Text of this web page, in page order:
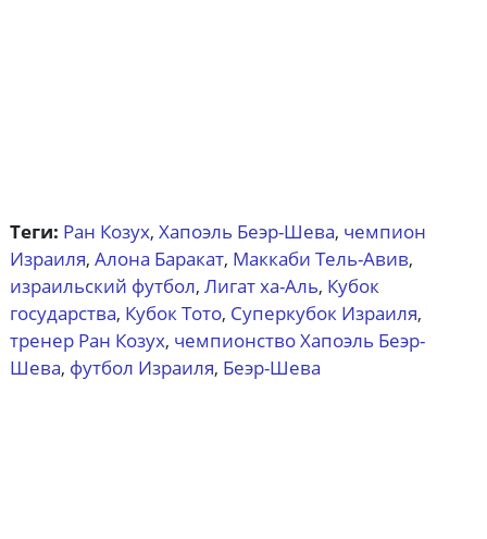
Теги: Ран Козух, Хапоэль Беэр-Шева, чемпион
Израиля, Алона Баракат, Маккаби Тель-Авив,
израильский футбол, Лигат ха-Аль, Кубок
государства, Кубок Тото, Суперкубок Израиля,
тренер Ран Козух, чемпионство Хапоэль Беэр-
Шева, футбол Израиля, Беэр-Шева